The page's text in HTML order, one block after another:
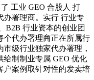
工业 GEO 合股人 打
办署理商。实行 行业专
B2B 行业资本的创业团
个代办署理商正在所属行
级行业独家代办署理，
给制制业专属 GEO 优化
户案例取针对性的发卖培